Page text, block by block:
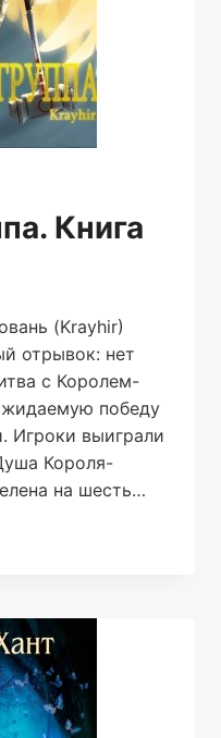
Книга
(Krayhir)
отрывок: нет
с Королем-
победу
Игроки выиграли
Короля-
на шесть…